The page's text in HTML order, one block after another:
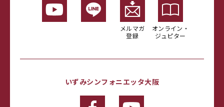
メルマガ
登録
オンライン・
ジュピター
いずみシンフォニエッタ大阪